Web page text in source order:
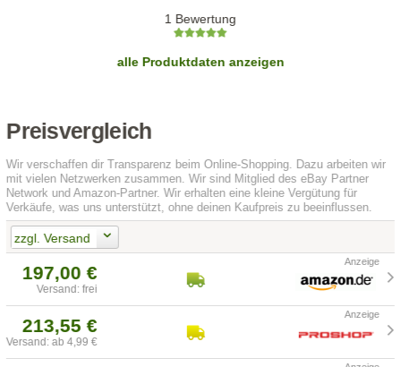
1 Bewertung
alle Produktdaten anzeigen
Preisvergleich
Wir verschaffen dir Transparenz beim Online-Shopping. Dazu arbeiten wir
mit vielen Netzwerken zusammen. Wir sind Mitglied des eBay Partner
Network und Amazon-Partner. Wir erhalten eine kleine Vergütung für
Verkäufe, was uns unterstützt, ohne deinen Kaufpreis zu beeinflussen.
zzgl. Versand
197,00 €
Versand: frei
213,55 €
Versand: ab 4,99 €